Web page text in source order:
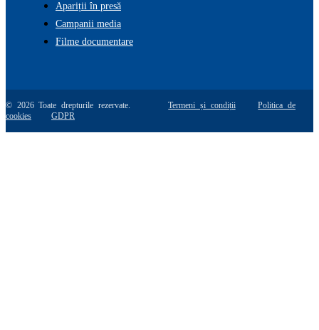
Apariții în presă
Campanii media
Filme documentare
© 2026 Toate drepturile rezervate.Termeni și condiții
Politica de
cookies
GDPR